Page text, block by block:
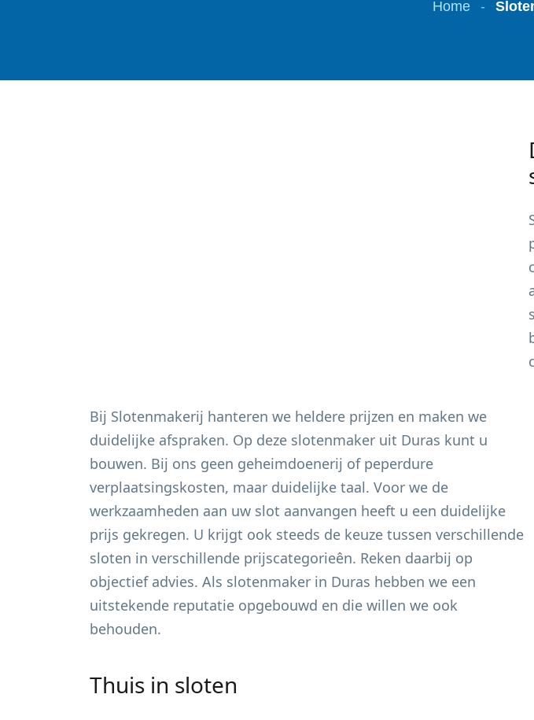
Home -
Bij Slotenmakerij hanteren we heldere prijzen en maken we
duidelijke afspraken. Op deze slotenmaker uit Duras kunt u
bouwen. Bij ons geen geheimdoenerij of peperdure
verplaatsingskosten, maar duidelijke taal. Voor we de
werkzaamheden aan uw slot aanvangen heeft u een duidelijke
prijs gekregen. U krijgt ook steeds de keuze tussen verschillende
sloten in verschillende prijscategorieên. Reken daarbij op
objectief advies. Als slotenmaker in Duras hebben we een
uitstekende reputatie opgebouwd en die willen we ook
behouden.
Thuis in sloten